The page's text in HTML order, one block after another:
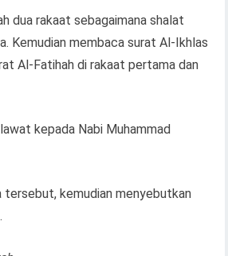
dua rakaat sebagaimana shalat
Kemudian membaca surat Al-Ikhlas
Al-Fatihah di rakaat pertama dan
kepada Nabi Muhammad
tersebut, kemudian menyebutkan